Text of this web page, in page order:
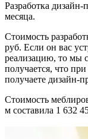
Разработка дизайн-
месяца.
Стоимость
руб. Если он вас
реализацию, то мы
получается, что
получаете дизайн-
Стоимость
м составила 1 632